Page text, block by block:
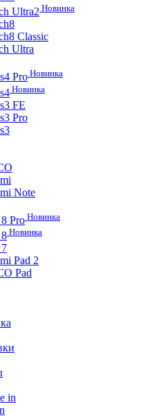
Ultra2 Новинка
Classic
Ultra
Pro Новинка
Новинка
FE
Pro
Note
Pro Новинка
Новинка
Pad 2
Pad
in